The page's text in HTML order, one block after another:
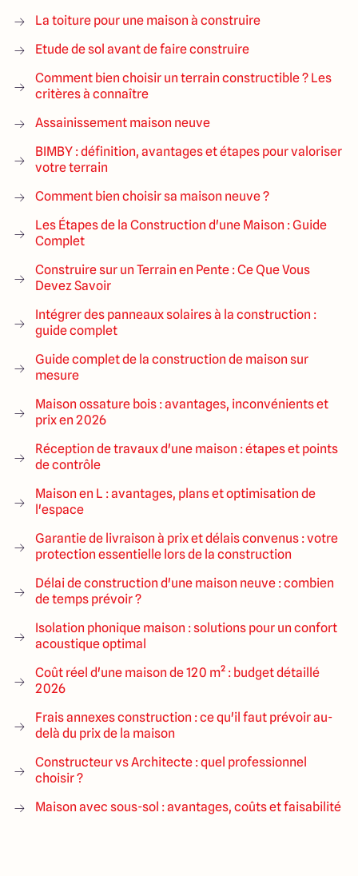
La toiture pour une maison à construire
Etude de sol avant de faire construire
Comment bien choisir un terrain constructible ? Les
critères à connaître
Assainissement maison neuve
BIMBY : définition, avantages et étapes pour valoriser
votre terrain
Comment bien choisir sa maison neuve ?
Les Étapes de la Construction d'une Maison : Guide
Complet
Construire sur un Terrain en Pente : Ce Que Vous
Devez Savoir
Intégrer des panneaux solaires à la construction :
guide complet
Guide complet de la construction de maison sur
mesure
Maison ossature bois : avantages, inconvénients et
prix en 2026
Réception de travaux d'une maison : étapes et points
de contrôle
Maison en L : avantages, plans et optimisation de
l'espace
Garantie de livraison à prix et délais convenus : votre
protection essentielle lors de la construction
Délai de construction d'une maison neuve : combien
de temps prévoir ?
Isolation phonique maison : solutions pour un confort
acoustique optimal
Coût réel d'une maison de 120 m² : budget détaillé
2026
Frais annexes construction : ce qu'il faut prévoir au-
delà du prix de la maison
Constructeur vs Architecte : quel professionnel
choisir ?
Maison avec sous-sol : avantages, coûts et faisabilité